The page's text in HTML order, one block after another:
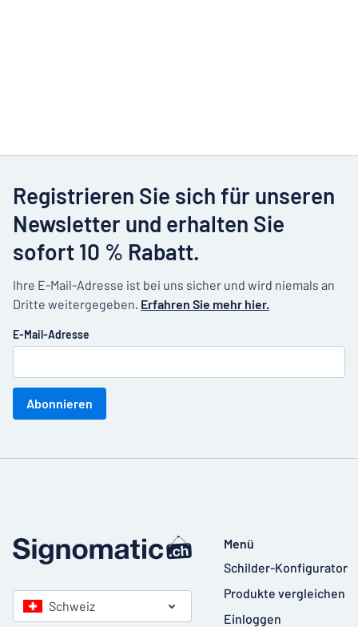
Registrieren Sie sich für unseren
Newsletter und erhalten Sie
sofort 10 % Rabatt.
Ihre E-Mail-Adresse ist bei uns sicher und wird niemals an
Dritte weitergegeben. Erfahren Sie mehr hier.
E-Mail-Adresse
Abonnieren
Schweiz
Menü
Schilder-Konfigurator
Produkte vergleichen
Einloggen